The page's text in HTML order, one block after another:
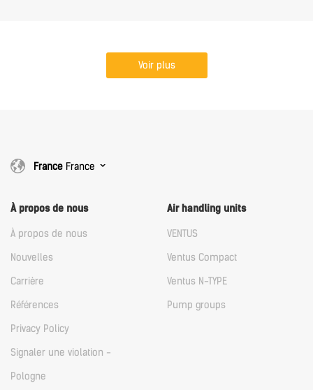
Voir plus
France France
À propos de nous
À propos de nous
Nouvelles
Carrière
Références
Privacy Policy
Signaler une violation -
Pologne
Air handling units
VENTUS
Ventus Compact
Ventus N-TYPE
Pump groups